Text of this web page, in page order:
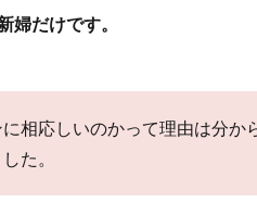
婦だけです。
相応しいのかって理由は分か
た。